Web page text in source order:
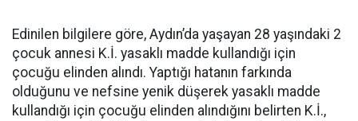
Edinilen bilgilere göre, Aydın’da yaşayan 28 yaşındaki 2
çocuk annesi K.İ. yasaklı madde kullandığı için
çocuğu elinden alındı. Yaptığı hatanın farkında
olduğunu ve nefsine yenik düşerek yasaklı madde
kullandığı için çocuğu elinden alındığını belirten K.İ.,